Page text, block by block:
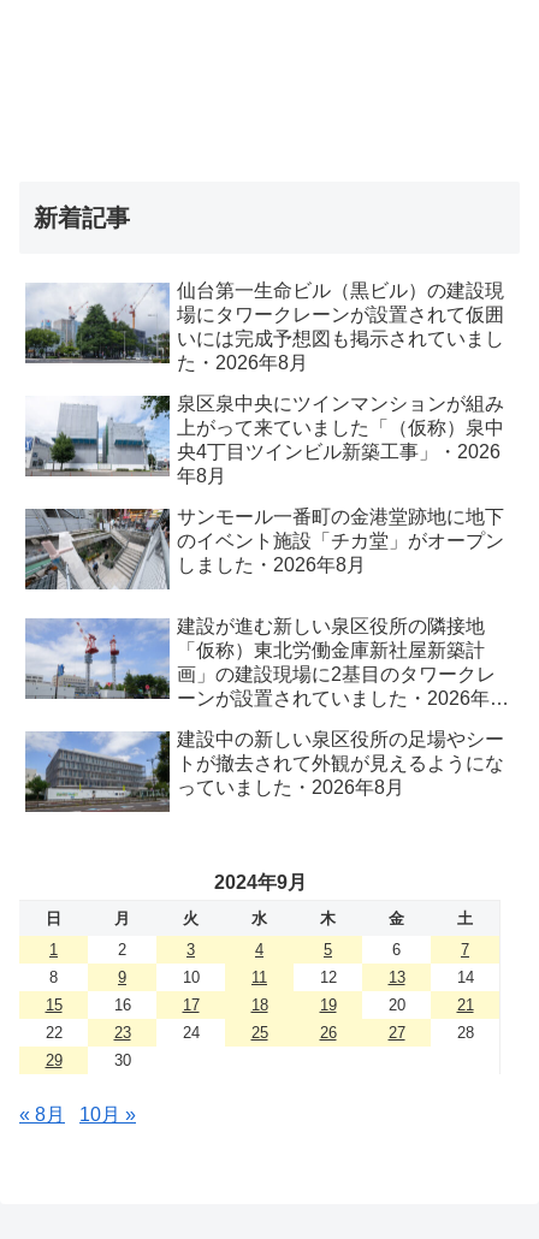
新着記事
仙台第一生命ビル（黒ビル）の建設現
場にタワークレーンが設置されて仮囲
いには完成予想図も掲示されていまし
た・2026年8月
泉区泉中央にツインマンションが組み
上がって来ていました「（仮称）泉中
央4丁目ツインビル新築工事」・2026
年8月
サンモール一番町の金港堂跡地に地下
のイベント施設「チカ堂」がオープン
しました・2026年8月
建設が進む新しい泉区役所の隣接地
「仮称）東北労働金庫新社屋新築計
画」の建設現場に2基目のタワークレ
ーンが設置されていました・2026年8
建設中の新しい泉区役所の足場やシー
トが撤去されて外観が見えるようにな
っていました・2026年8月
2024年9月
日 月 火 水 木 金
土
1
2 3 4 5 6
7
8
9 10 11 12 13
14
15
16 17 18 19 20
21
22
23 24 25 26 27
28
29
30
« 8月 10月 »